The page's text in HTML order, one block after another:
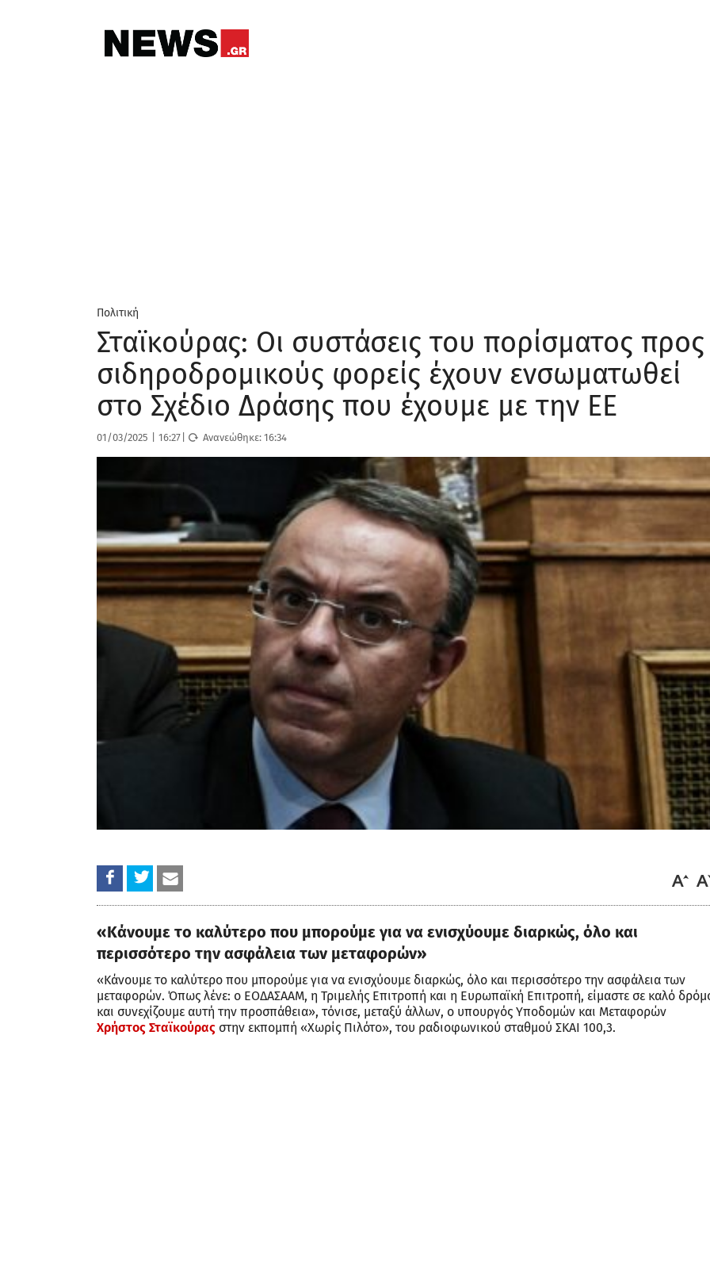
Πολιτική
Σταϊκούρας: Οι συστάσεις του πορίσματος προς
σιδηροδρομικούς φορείς έχουν ενσωματωθεί
στο Σχέδιο Δράσης που έχουμε με την ΕΕ
01/03/2025 16:27 Ανανεώθηκε:16:34
«Κάνουμε το καλύτερο που μπορούμε για να ενισχύουμε διαρκώς, όλο και
περισσότερο την ασφάλεια των μεταφορών»
«Κάνουμε το καλύτερο που μπορούμε για να ενισχύουμε διαρκώς, όλο και περισσότερο την ασφάλεια των
μεταφορών. Όπως λένε: ο ΕΟΔΑΣΑΑΜ, η Τριμελής Επιτροπή και η Ευρωπαϊκή Επιτροπή, είμαστε σε καλό
και συνεχίζουμε αυτή την προσπάθεια», τόνισε, μεταξύ άλλων, ο υπουργός Υποδομών και Μεταφορών
Χρήστος Σταϊκούρας στην εκπομπή «Χωρίς Πιλότο», του ραδιοφωνικού σταθμού ΣΚΑΙ 100,3.